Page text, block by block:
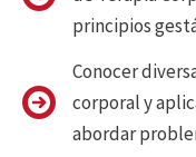
principios
Conocer
corporal y
abordar